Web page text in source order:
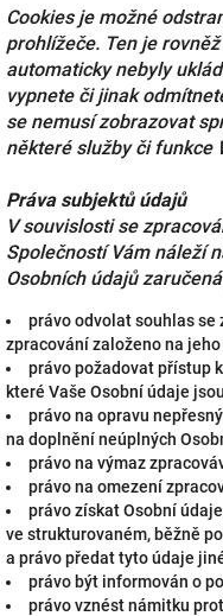
Cookies je možné
prohlížeče. Ten je
automaticky nebyly
vypnete či jinak
se nemusí zobrazovat
některé služby či funkce
Práva subjektů údajů
V souvislosti se
Společností Vám náleží
Osobních údajů
právo odvolat souhlas se
zpracování založeno na
právo požadovat přístup
které Vaše Osobní údaje
právo na opravu
na doplnění neúplných
právo na výmaz
právo na omezení
právo získat Osobní
ve strukturovaném, běžně
a právo předat tyto údaje
právo být informován o
právo vznést námitku